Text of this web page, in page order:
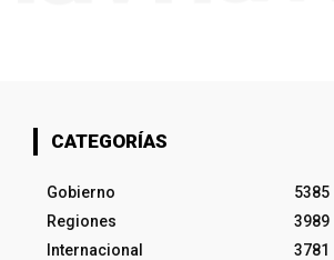
CATEGORÍAS
Gobierno
5385
Regiones
3989
Internacional
3781